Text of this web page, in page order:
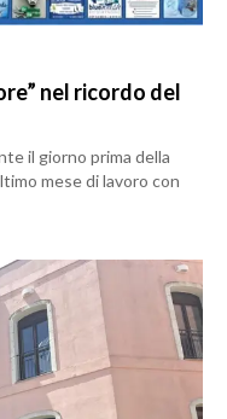
nel ricordo del
il giorno prima della
mese di lavoro con